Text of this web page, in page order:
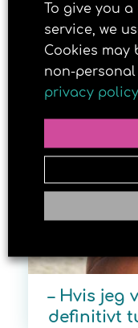
Følg
trygg
25. MAY 2018
– Hvis jeg
definitivt
To give you
service, we
Cookies may
non-
privacy policy